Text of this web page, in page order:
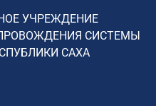
УЧРЕЖДЕНИЕ
СИСТЕМЫ
САХА